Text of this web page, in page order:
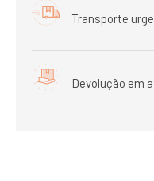
Transporte
Devolução em